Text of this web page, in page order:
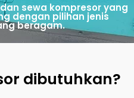
sewa kompresor yang
dengan pilihan jenis
beragam.
dibutuhkan?